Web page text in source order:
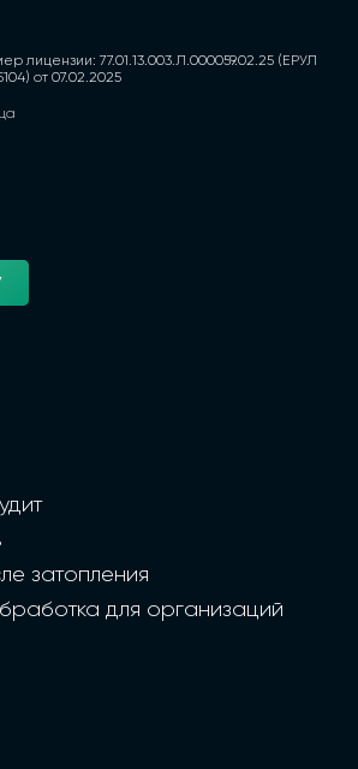
лицензии: 77.01.13.003.Л.000059.02.25 (ЕРУЛ
от 07.02.2025
затопления
для организаций